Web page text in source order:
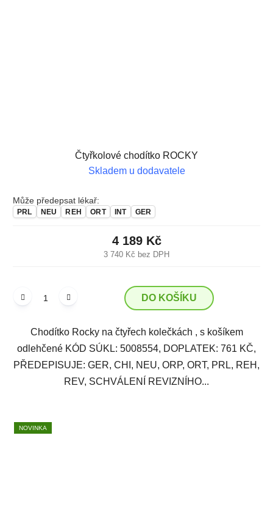
Čtyřkolové chodítko ROCKY
Skladem u dodavatele
Může předepsat lékař:
PRL NEU REH ORT INT GER
3 740 Kč bez DPH
4 189 Kč
DO KOŠÍKU
Chodítko Rocky na čtyřech kolečkách , s košíkem
odlehčené KÓD SÚKL: 5008554, DOPLATEK: 761 KČ,
PŘEDEPISUJE: GER, CHI, NEU, ORP, ORT, PRL, REH,
REV, SCHVÁLENÍ REVIZNÍHO...
NOVINKA